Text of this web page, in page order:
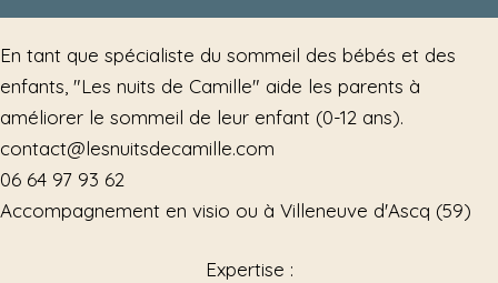
En tant que spécialiste du sommeil des bébés et des
enfants, "Les nuits de Camille" aide les parents à
améliorer le sommeil de leur enfant (0-12 ans).
contact@lesnuitsdecamille.com
06 64 97 93 62
Accompagnement en visio ou à Villeneuve d'Ascq (59)
Expertise :